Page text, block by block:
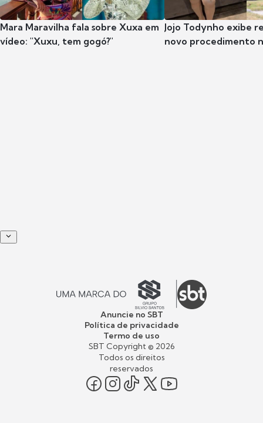
Mara Maravilha fala sobre Xuxa em
vídeo: "Xuxu, tem gogó?"
Jojo Todynho exibe
novo procedimento
Anuncie no SBT
Política de privacidade
Termo de uso
SBT Copyright © 2026
Todos os direitos
reservados